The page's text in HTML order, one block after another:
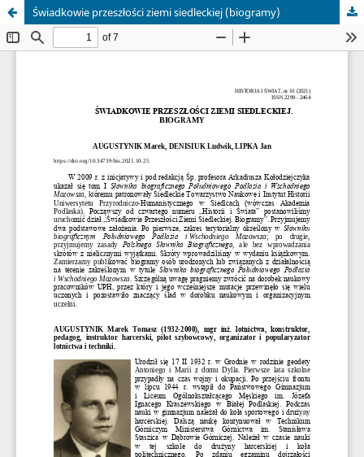
Świadkowie przeszłości ziemi siedleckiej (biogramy)